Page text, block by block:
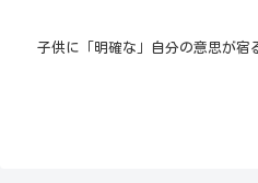
子供に「明確な」自分の意思が宿